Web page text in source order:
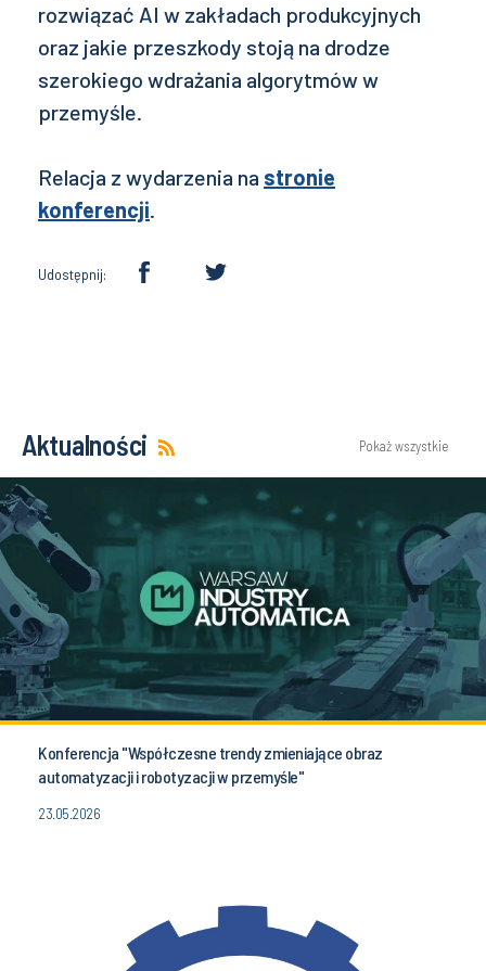
rozwiązać AI w zakładach produkcyjnych
oraz jakie przeszkody stoją na drodze
szerokiego wdrażania algorytmów w
przemyśle.
Relacja z wydarzenia na stronie
konferencji.
Udostępnij:
Aktualności Pokaż wszystkie
Konferencja "Współczesne trendy zmieniające obraz
automatyzacji i robotyzacji w przemyśle"
23.05.2026